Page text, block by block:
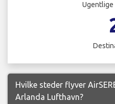
Hvilke steder flyver
Arlanda Lufthavn?